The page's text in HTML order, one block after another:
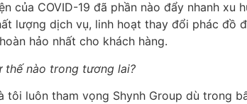
của COVID-19 đã phần nào đẩy nhanh xu
lượng dịch vụ, linh hoạt thay đổi phác đồ
hảo nhất cho khách hàng.
thế nào trong tương lai?
tôi luôn tham vọng Shynh Group dù trong